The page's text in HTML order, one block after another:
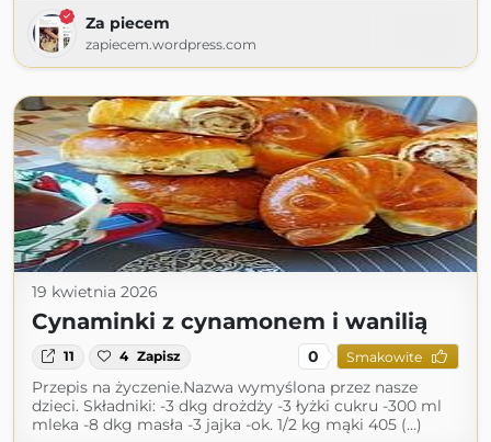
Za piecem
zapiecem.wordpress.com
19 kwietnia 2026
Cynaminki z cynamonem i wanilią
11 4 Zapisz 0 Smakowite
Przepis na życzenie.Nazwa wymyślona przez nasze
dzieci. Składniki: -3 dkg drożdży -3 łyżki cukru -300 ml
mleka -8 dkg masła -3 jajka -ok. 1/2 kg mąki 405 (...)